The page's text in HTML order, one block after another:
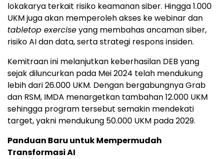
lokakarya terkait risiko keamanan siber. Hingga 1.000
UKM juga akan memperoleh akses ke webinar dan
tabletop exerciseyang membahas ancaman siber,
risiko AI dan data, serta strategi respons insiden.
Kemitraan ini melanjutkan keberhasilan DEB yang
sejak diluncurkan pada Mei 2024 telah mendukung
lebih dari 26.000 UKM. Dengan bergabungnya Grab
dan RSM, IMDA menargetkan tambahan 12.000 UKM
sehingga program tersebut semakin mendekati
target, yakni mendukung 50.000 UKM pada 2029.
Panduan Baru untuk Mempermudah
Transformasi AI